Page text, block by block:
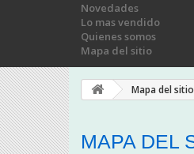
Novedades
Lo mas vendido
Quienes somos
Mapa del sitio
Mapa del sitio
MAPA DEL